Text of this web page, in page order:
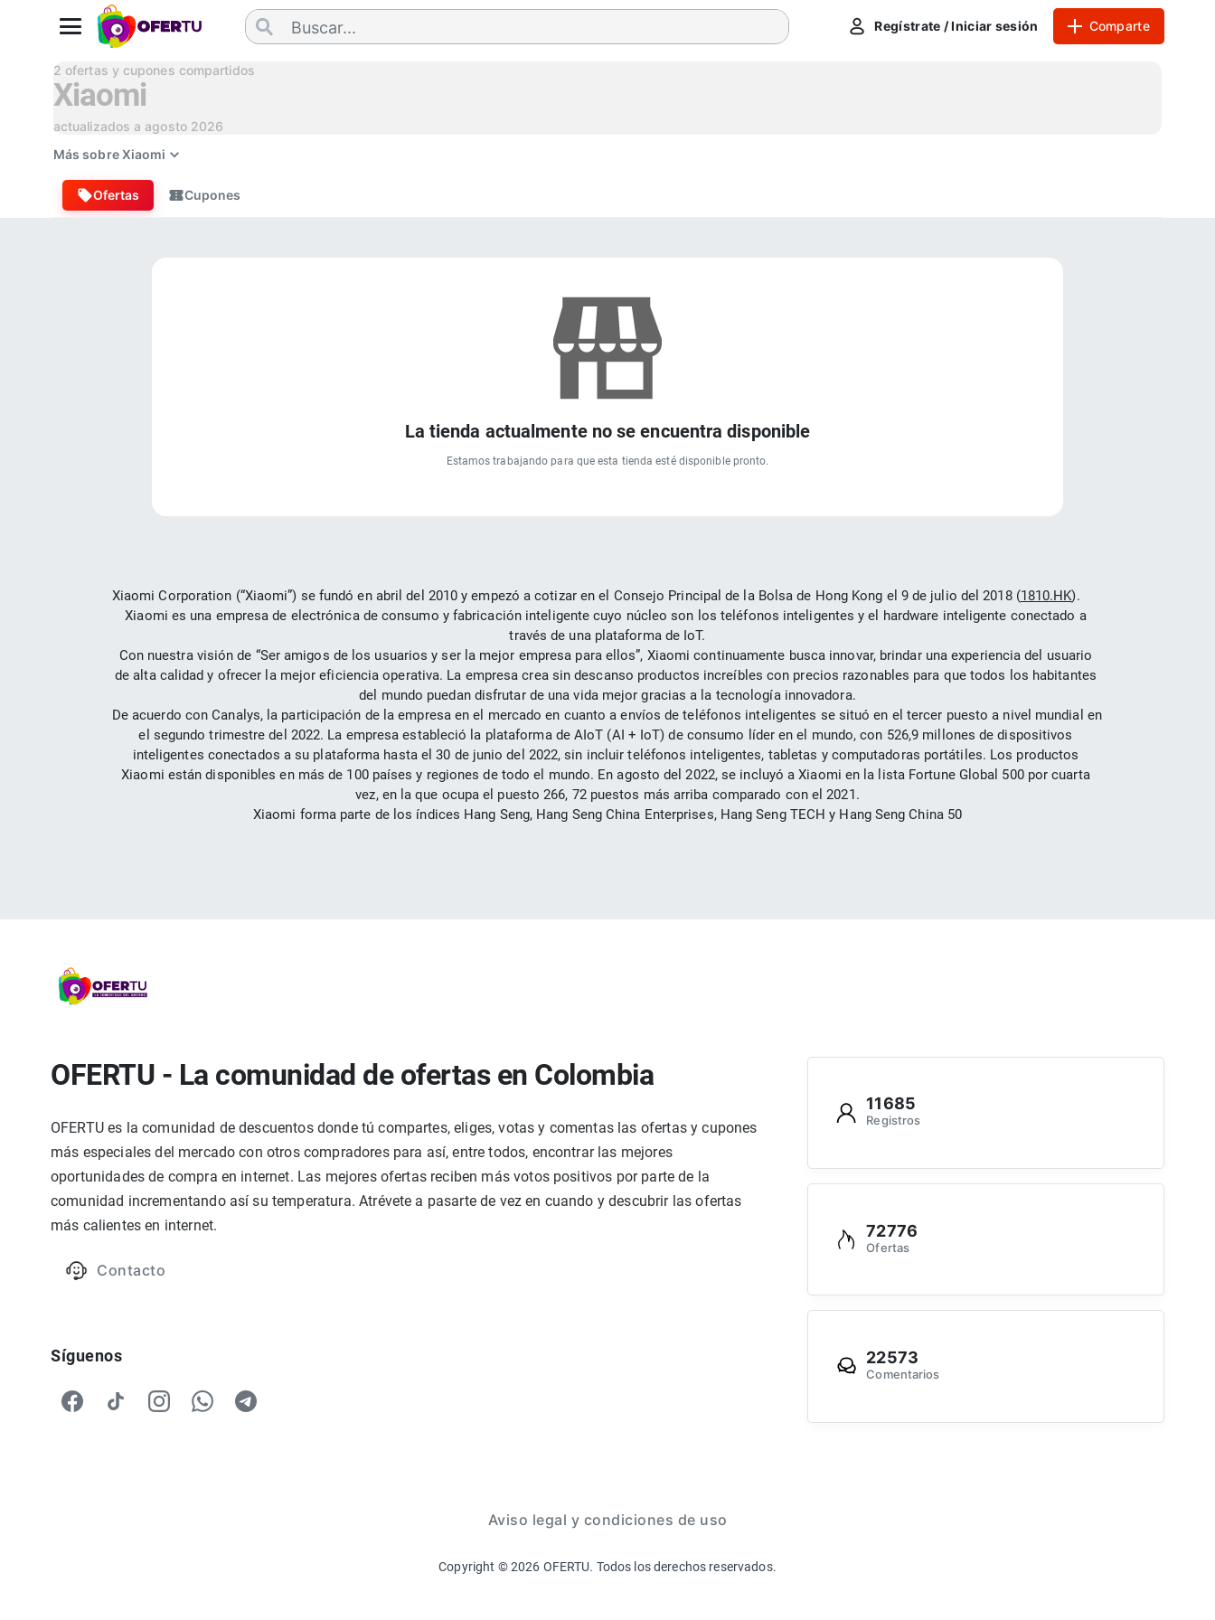
Regístrate / Iniciar sesión Comparte
2 ofertas y cupones compartidos
Xiaomi
actualizados a agosto 2026
Más sobreXiaomi
Ofertas Cupones
La tienda actualmente no se encuentra disponible
Estamos trabajando para que esta tienda esté disponible pronto.
Xiaomi Corporation (“Xiaomi”) se fundó en abril del 2010 y empezó a cotizar en el Consejo Principal de la Bolsa de Hong Kong el 9 de julio del 2018 (1810.HK).
Xiaomi es una empresa de electrónica de consumo y fabricación inteligente cuyo núcleo son los teléfonos inteligentes y el hardware inteligente conectado a
través de una plataforma de IoT.
Con nuestra visión de “Ser amigos de los usuarios y ser la mejor empresa para ellos”, Xiaomi continuamente busca innovar, brindar una experiencia del usuario
de alta calidad y ofrecer la mejor eficiencia operativa. La empresa crea sin descanso productos increíbles con precios razonables para que todos los habitantes
del mundo puedan disfrutar de una vida mejor gracias a la tecnología innovadora.
De acuerdo con Canalys, la participación de la empresa en el mercado en cuanto a envíos de teléfonos inteligentes se situó en el tercer puesto a nivel mundial en
el segundo trimestre del 2022. La empresa estableció la plataforma de AIoT (AI + IoT) de consumo líder en el mundo, con 526,9 millones de dispositivos
inteligentes conectados a su plataforma hasta el 30 de junio del 2022, sin incluir teléfonos inteligentes, tabletas y computadoras portátiles. Los productos
Xiaomi están disponibles en más de 100 países y regiones de todo el mundo. En agosto del 2022, se incluyó a Xiaomi en la lista Fortune Global 500 por cuarta
vez, en la que ocupa el puesto 266, 72 puestos más arriba comparado con el 2021.
Xiaomi forma parte de los índices Hang Seng, Hang Seng China Enterprises, Hang Seng TECH y Hang Seng China 50
OFERTU - La comunidad de ofertas en Colombia
OFERTU es la comunidad de descuentos donde tú compartes, eliges, votas y comentas las ofertas y cupones
más especiales del mercado con otros compradores para así, entre todos, encontrar las mejores
oportunidades de compra en internet. Las mejores ofertas reciben más votos positivos por parte de la
comunidad incrementando así su temperatura. Atrévete a pasarte de vez en cuando y descubrir las ofertas
más calientes en internet.
Contacto
Síguenos
11685
Registros
72776
Ofertas
22573
Comentarios
Aviso legal y condiciones de uso
Copyright ©2026 OFERTU. Todos los derechos reservados.